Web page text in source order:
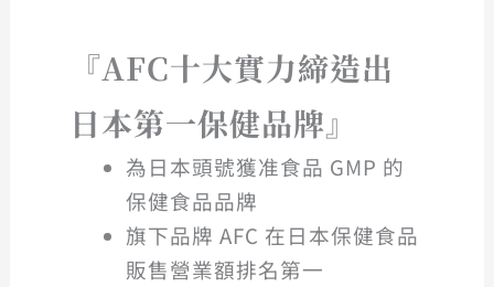
『AFC十大實力締造出
日本第一保健品牌』
為日本頭號獲准食品 GMP 的
保健食品品牌
旗下品牌 AFC 在日本保健食品
販售營業額排名第一